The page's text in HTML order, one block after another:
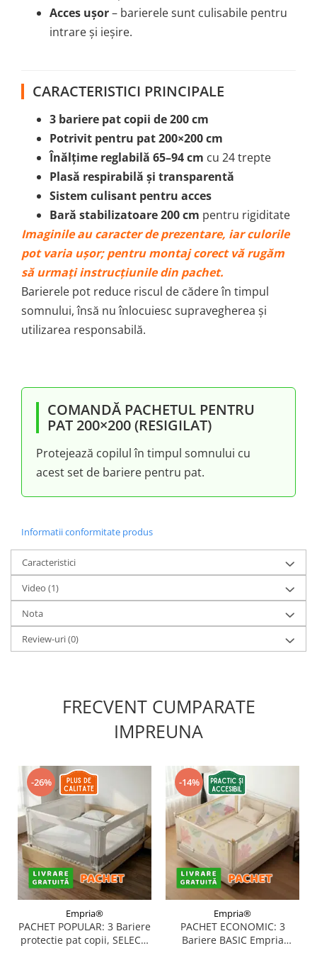
Acces ușor– barierele sunt culisabile pentru
intrare și ieșire.
CARACTERISTICI PRINCIPALE
3 bariere pat copii de 200 cm
Potrivit pentru pat 200×200 cm
Înălțime reglabilă 65–94 cm cu 24 trepte
Plasă respirabilă și transparentă
Sistem culisant pentru acces
Bară stabilizatoare 200 cm pentru rigiditate
Imaginile au caracter de prezentare, iar culorile
pot varia ușor; pentru montaj corect vă rugăm
să urmați instrucțiunile din pachet.
Barierele pot reduce riscul de cădere în timpul
somnului, însă nu înlocuiesc supravegherea și
utilizarea responsabilă.
COMANDĂ PACHETUL PENTRU
PAT 200×200 (RESIGILAT)
Protejează copilul în timpul somnului cu
acest set de bariere pentru pat.
Informatii conformitate produs
Caracteristici
Video (1)
Nota
Review-uri(0)
FRECVENT CUMPARATE
IMPREUNA
-26%
Empria®
PACHET POPULAR: 3 Bariere
protectie pat copii, SELECT,
-14%
Empria®
PACHET ECONOMIC: 3
Bariere BASIC Empria